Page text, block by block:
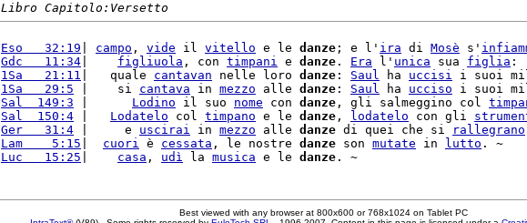
Libro Capitolo:Versetto
Eso   32:19 campo , vide il vitello e le danze ; e l' ira di Mosè s'
Gdc   11:34 figliuola , con timpani e danze . Era l' unica sua figlia :
1Sa   21:11 |   quale cantavan nelle loro danze : Saul ha uccisi i suoi
1Sa   29:5 |    si cantava in mezzo alle danze : Saul ha ucciso i suoi
Sal  149:3 Lodino il suo nome con danze , gli salmeggino col
Sal  150:4 Lodatelo col timpano e le danze , lodatelo con gli
Ger   31:4 |     e uscirai in mezzo alle danze di quei che si rallegrano
Lam    5:15 cuori è cessata , le nostre danze son mutate in lutto . ~
Luc   15:25 casa , udì la musica e le danze
Best viewed with any browser at 800x600 or 768x1024 on Tablet PC